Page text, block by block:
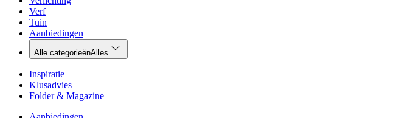
Verf
Tuin
Aanbiedingen
Alle categorieënAlles
Inspiratie
Klusadvies
Folder & Magazine